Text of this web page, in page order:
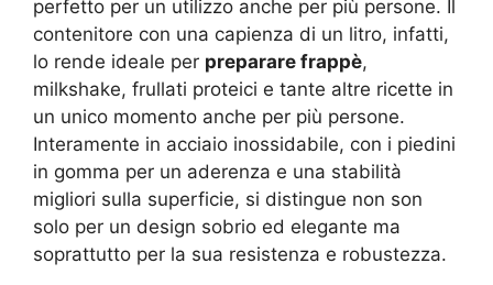
perfetto per un utilizzo anche per più persone. Il
contenitore con una capienza di un litro, infatti,
lo rende ideale per preparare frappè,
milkshake, frullati proteici e tante altre ricette in
un unico momento anche per più persone.
Interamente in acciaio inossidabile, con i piedini
in gomma per un aderenza e una stabilità
migliori sulla superficie, si distingue non son
solo per un design sobrio ed elegante ma
soprattutto per la sua resistenza e robustezza.